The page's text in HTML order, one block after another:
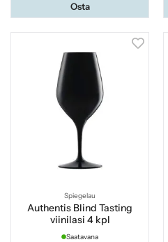
Osta
Spiegelau
Authentis Blind Tasting
viinilasi 4 kpl
Saatavana